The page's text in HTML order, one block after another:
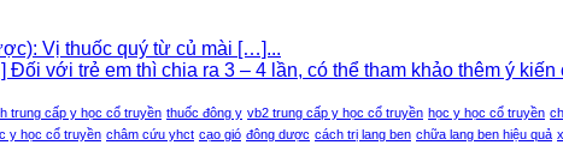
Vị thuốc quý từ củ mài […]...
với trẻ em thì chia ra 3 – 4 lần, có thể tham khảo thêm ý kiến
trung cấp y học cổ truyền thuốc đông y vb2 trung cấp y học cổ truyền học y học cổ truyền
y học cổ truyền châm cứu yhct cạo gió đông dược cách trị lang ben chữa lang ben hiệu quả